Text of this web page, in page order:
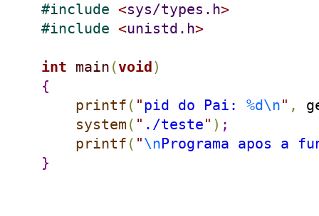
#include <sys/types.h>
#include <unistd.h>
int main (void )
{
printf ( "pid do Pai: %d\n" ,
system ( " ./teste" ) ;
printf ( "\nPrograma apos a
}